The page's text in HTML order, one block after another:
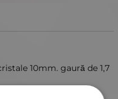
10mm. gaură de 1,7